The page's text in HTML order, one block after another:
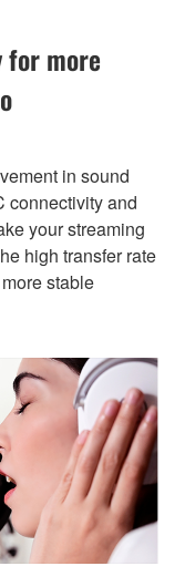
more
in sound
connectivity and
your streaming
high transfer rate
stable